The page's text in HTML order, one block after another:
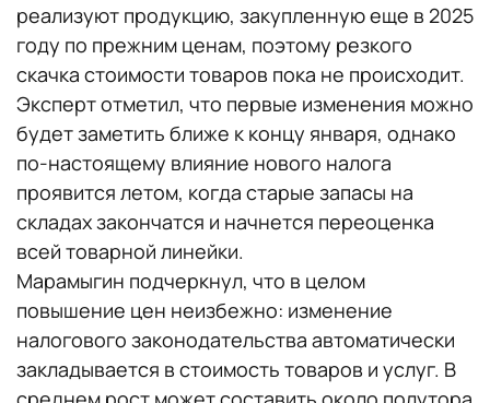
реализуют продукцию, закупленную еще в 2025
году по прежним ценам, поэтому резкого
скачка стоимости товаров пока не происходит.
Эксперт отметил, что первые изменения можно
будет заметить ближе к концу января, однако
по-настоящему влияние нового налога
проявится летом, когда старые запасы на
складах закончатся и начнется переоценка
всей товарной линейки.
Марамыгин подчеркнул, что в целом
повышение цен неизбежно: изменение
налогового законодательства автоматически
закладывается в стоимость товаров и услуг. В